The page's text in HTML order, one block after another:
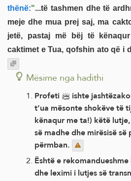
thënë:"...të tashmen dhe të
meje dhe mua prej saj, ma
jetë, pastaj më bëj të
caktimet e Tua, qofshin ato që i
Mësime nga hadithi
Profeti ﷺ ishte jashtëzakonisht i përkushtuar
t’ua mësonte shokëve të
kënaqur me ta!) këtë
së madhe dhe mirësisë
përmban.
Është e
dhe leximi i lutjes së